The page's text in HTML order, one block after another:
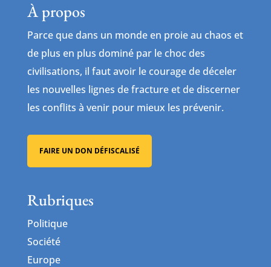
À propos
Parce que dans un monde en proie au chaos et
de plus en plus dominé par le choc des
civilisations, il faut avoir le courage de déceler
les nouvelles lignes de fracture et de discerner
les conflits à venir pour mieux les prévenir.
FAIRE UN DON DÉFISCALISÉ
Rubriques
Politique
Société
Europe